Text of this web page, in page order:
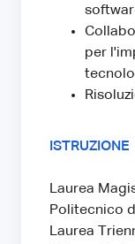
per
ISTRUZIONE
Laurea
Politecnico
Laurea